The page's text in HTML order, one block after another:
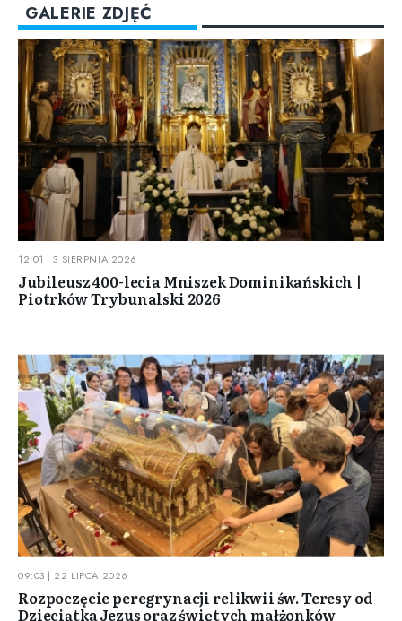
GALERIE ZDJĘĆ
12:01 | 3 SIERPNIA 2026
Jubileusz 400-lecia Mniszek Dominikańskich |
Piotrków Trybunalski 2026
09:03 | 22 LIPCA 2026
Rozpoczęcie peregrynacji relikwii św. Teresy od
Dzieciątka Jezus oraz świętych małżonków